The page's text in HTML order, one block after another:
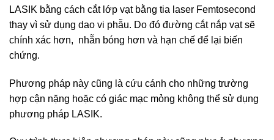
LASIK bằng cách cắt lớp vạt bằng tia laser Femtosecond
thay vì sử dụng dao vi phẫu. Do đó đường cắt nắp vạt sẽ
chính xác hơn, nhẵn bóng hơn và hạn chế để lại biến
chứng.
Phương pháp này cũng là cứu cánh cho những trường
hợp cận nặng hoặc có giác mạc mỏng không thể sử dụng
phương pháp LASIK.